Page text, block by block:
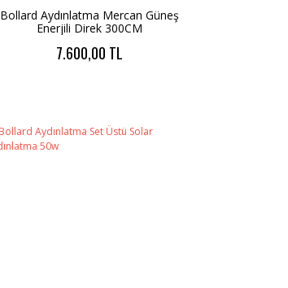
Bollard Aydınlatma Mercan Güneş
Enerjili Direk 300CM
7.600,00 TL